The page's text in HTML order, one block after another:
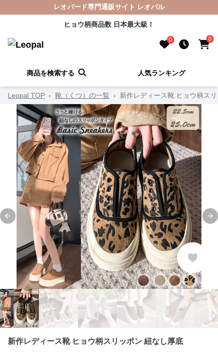
レオパード専門通販サイト レオパル
ヒョウ柄商品数 日本最大級！
0 0
商品を検索する 人気ランキング
Leopal TOP › 靴（くつ）の一覧 › 新作レディース靴 ヒョウ柄ス
Previous slide
新作レディース靴 ヒョウ柄スリッポン 紐なし厚底